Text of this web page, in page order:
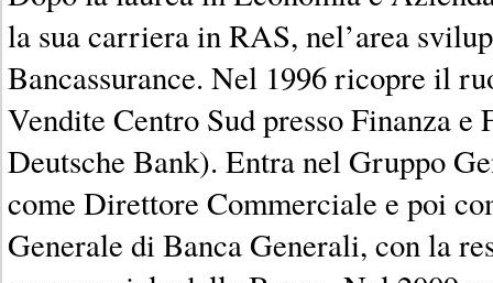
la sua carriera in RAS, nel’area
Bancassurance. Nel 1996 ricopre il
Vendite Centro Sud presso Finanza
Deutsche Bank). Entra nel Gruppo
come Direttore Commerciale e poi
Generale di Banca Generali, con la